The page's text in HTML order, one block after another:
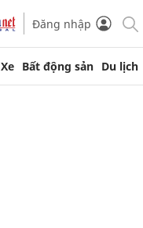
Đăng nhập
Xe Bất động sản Du lịch